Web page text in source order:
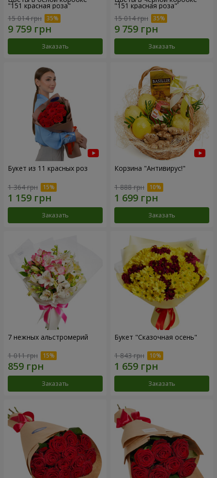
"151 красная роза"
15 014 грн
Заказать
"151 красная роза"
15 014 грн
Заказать
Букет из 11 красных роз
1 364 грн
Заказать
Корзина "Антивирус!"
1 888 грн
Заказать
7 нежных альстромерий
1 011 грн
Заказать
Букет "Сказочная осень"
1 843 грн
Заказать